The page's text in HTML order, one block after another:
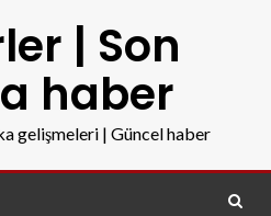
| Son
haber
gelişmeleri | Güncel haber